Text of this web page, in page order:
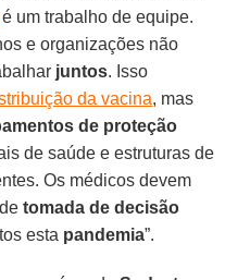
é um trabalho de equipe.
e organizações não
juntos. Isso
da vacina, mas
de proteção
de saúde e estruturas de
Os médicos devem
detomada de decisão
esta pandemia”.